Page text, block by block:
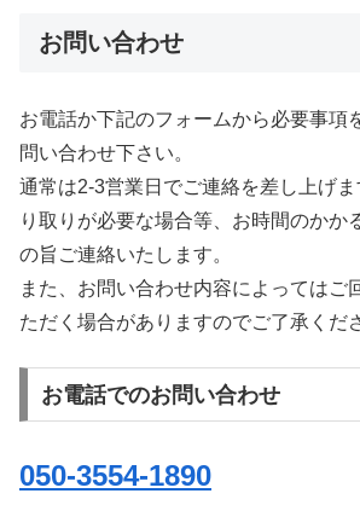
お問い合わせ
お電話か下記のフォームから必要事項
問い合わせ下さい。
通常は2-3営業日でご連絡を差し上げ
り取りが必要な場合等、お時間のかか
の旨ご連絡いたします。
また、お問い合わせ内容によってはご
ただく場合がありますのでご了承くだ
お電話でのお問い合わせ
050-3554-1890